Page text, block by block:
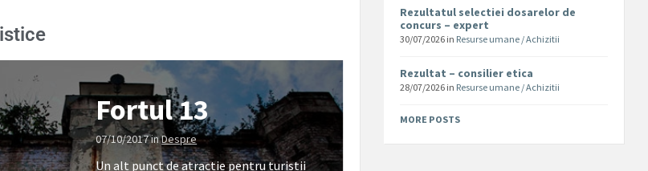
Fortul 13
07/10/2017inDespre
Un alt punct de atractie pentru turistii
Rezultatul selectiei dosarelor de
concurs – expert
30/07/2026 in Resurse umane / Achizitii
Rezultat – consilier etica
28/07/2026 in Resurse umane / Achizitii
MORE POSTS